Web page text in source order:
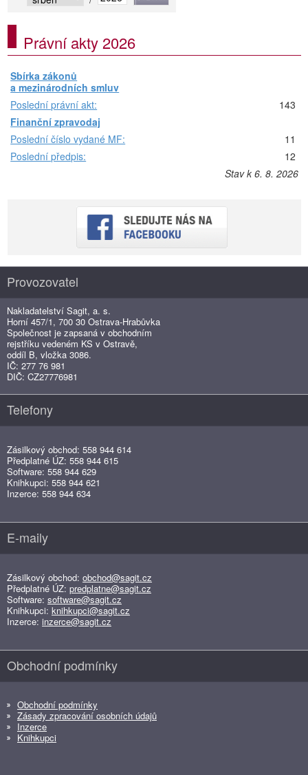
Právní akty 2026
Sbírka zákonů
a mezinárodních smluv
Poslední právní akt:
143
Finanční zpravodaj
Poslední číslo vydané MF:
11
Poslední předpis:
12
Stav k 6. 8. 2026
Provozovatel
Nakladatelství Sagit, a. s.
Horní 457/1, 700 30 Ostrava-Hrabůvka
Společnost je zapsaná v obchodním
rejstříku vedeném KS v Ostravě,
oddíl B, vložka 3086.
IČ: 277 76 981
DIČ: CZ27776981
Telefony
Zásilkový obchod: 558 944 614
Předplatné ÚZ: 558 944 615
Software: 558 944 629
Knihkupci: 558 944 621
Inzerce: 558 944 634
E-maily
Zásilkový obchod: obchod@sagit.cz
Předplatné ÚZ: predplatne@sagit.cz
Software: software@sagit.cz
Knihkupci: knihkupci@sagit.cz
Inzerce: inzerce@sagit.cz
Obchodní podmínky
Obchodní podmínky
Zásady zpracování osobních údajů
Inzerce
Knihkupci